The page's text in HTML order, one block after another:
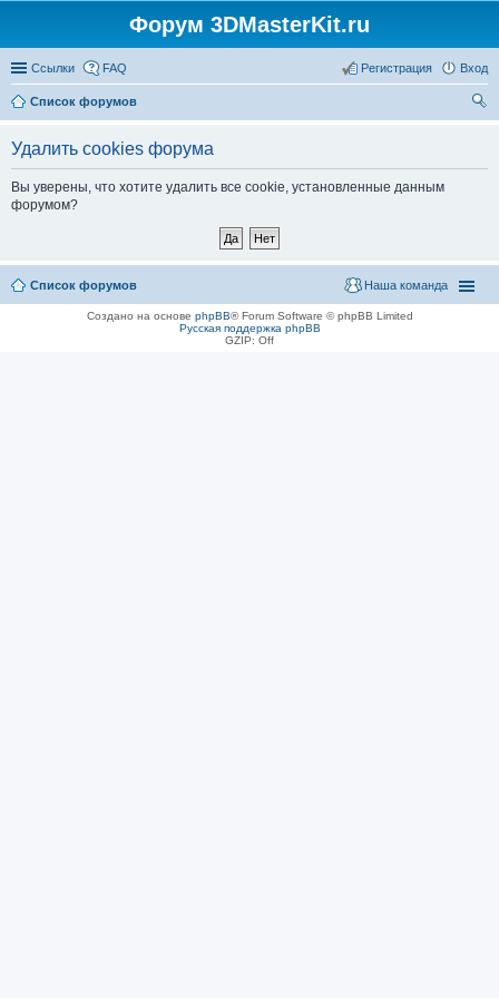
Форум 3DMasterKit.ru
Ссылки FAQ Вход
Регистрация
Список форумов
Удалить cookies форума
Вы уверены, что хотите удалить все cookie, установленные данным
форумом?
Список форумов Наша команда
Создано на основе phpBB® Forum Software © phpBB Limited
Русская поддержка phpBB
GZIP: Off